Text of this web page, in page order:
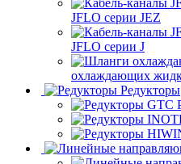
JFLO серии JEZ
JFLO серии J
охлаждающих
Редукторы